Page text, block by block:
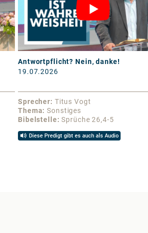
Antwortpflicht? Nein, danke!
19.07.2026
Sprecher
Titus Vogt
Thema
Sonstiges
Bibelstelle
Sprüche 26,4-5
Diese Predigt gibt es auch als Audio